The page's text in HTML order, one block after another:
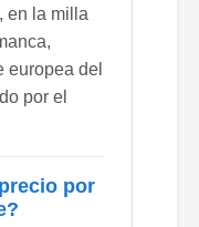
en la milla
europea del
por el
por